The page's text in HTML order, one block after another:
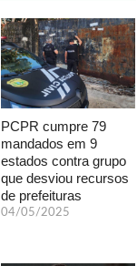
PCPR cumpre 79
mandados em 9
estados contra grupo
que desviou recursos
de prefeituras
04/05/2025